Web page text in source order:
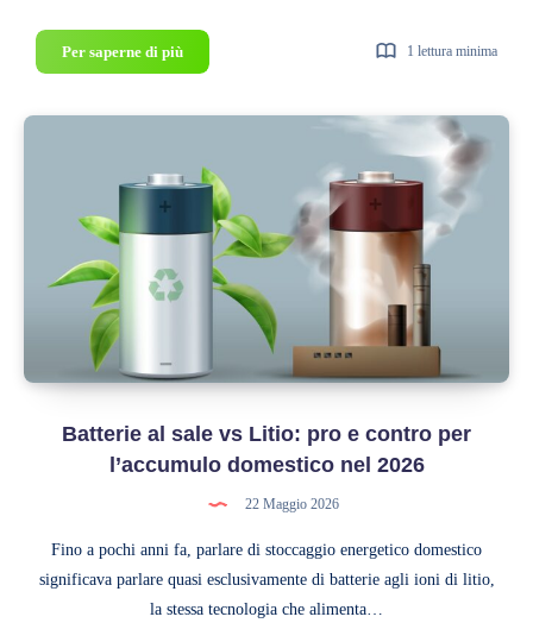
Per saperne di piùVehicle-
to-
usare
elettrica
per
casa
1 lettura minima
Batterie al sale vs Litio: pro e contro per
l’accumulo domestico nel 2026
22 Maggio 2026
Fino a pochi anni fa, parlare di stoccaggio energetico domestico
significava parlare quasi esclusivamente di batterie agli ioni di litio,
la stessa tecnologia che alimenta…